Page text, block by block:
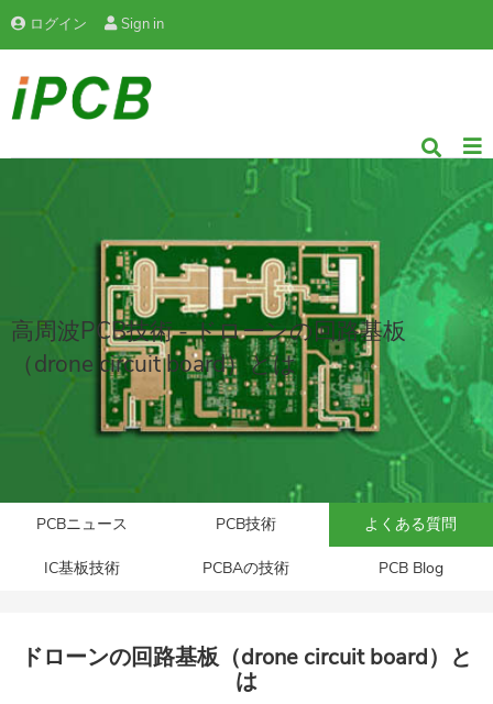
ログイン Sign in
高周波PCB技術 - ドローンの回路基板
（drone circuit board）とは
PCBニュース PCB技術 よくある質問
IC基板技術 PCBAの技術 PCB Blog
ドローンの回路基板（drone circuit board）と
は